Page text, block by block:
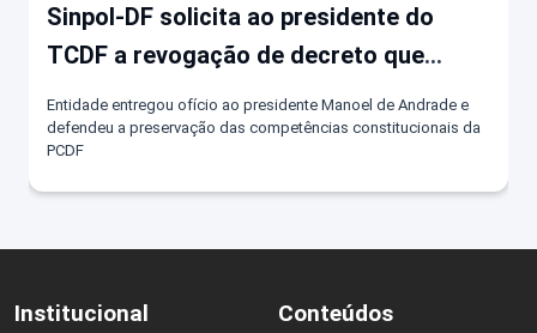
Sinpol-DF solicita ao presidente do
TCDF a revogação de decreto que
fragmenta atribuições exclusivas da
PCDF
Entidade entregou ofício ao presidente Manoel de Andrade e
defendeu a preservação das competências constitucionais da
PCDF
Institucional Conteúdos